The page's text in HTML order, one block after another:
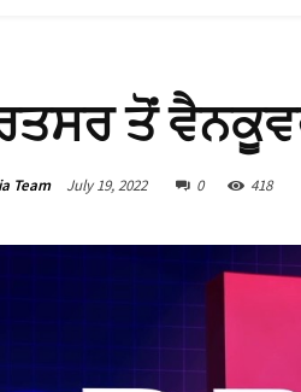
ਤੋਂ
Team July 19, 2022 0 418